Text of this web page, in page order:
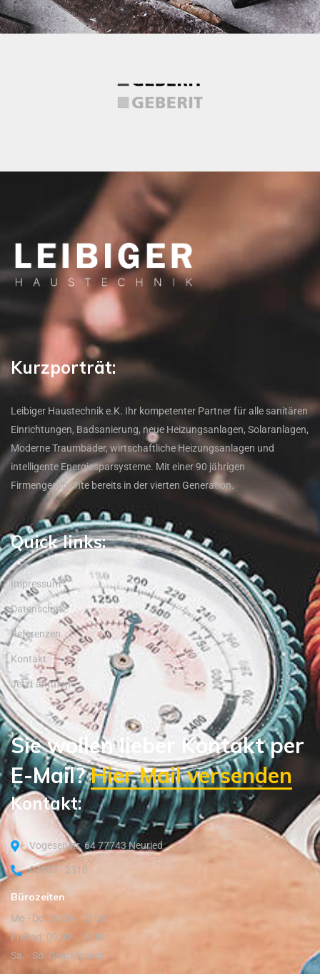
Kurzporträt:
Leibiger Haustechnik e.K. Ihr kompetenter Partner für alle sanitären
Einrichtungen, Badsanierung, neue Heizungsanlagen, Solaranlagen,
Moderne Traumbäder, wirtschaftliche Heizungsanlagen und
intelligente Energiesparsysteme. Mit einer 90 jährigen
Firmengeschichte bereits in der vierten Generation.
Quick links:
Impressum
Datenschutz
Referenzen
Kontakt
Jetzt anrufen!
Sie wollen lieber Kontakt per
E-Mail?Hier Mail versenden
Kontakt:
Vogesenstr. 64 77743 Neuried
07807 - 2310
Bürozeiten
Mo - Do: 09:00 - 12:00
Freitag: 09:00 - 15:00
Sa. - So. Geschlossen